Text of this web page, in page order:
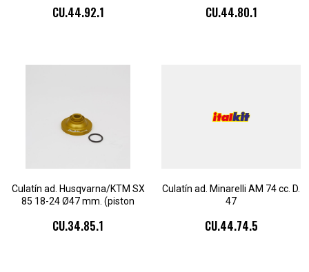
CU.44.92.1 CU.44.80.1
Culatín ad. Husqvarna/KTM SX
85 18-24 Ø47 mm. (piston
CU.34.85.1
Culatín ad. Minarelli AM 74 cc. D.
47
CU.44.74.5